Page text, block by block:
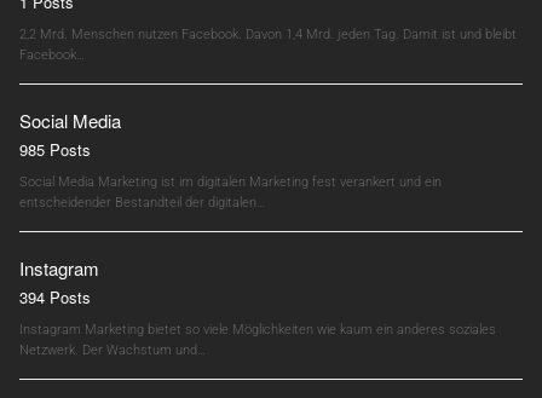
2,2 Mrd. Menschen nutzen Facebook. Davon 1,4 Mrd. jeden Tag. Damit ist und bleibt
Facebook…
Social Media
985 Posts
Social Media Marketing ist im digitalen Marketing fest verankert und ein
entscheidender Bestandteil der digitalen…
Instagram
394 Posts
Instagram Marketing bietet so viele Möglichkeiten wie kaum ein anderes soziales
Netzwerk. Der Wachstum und…